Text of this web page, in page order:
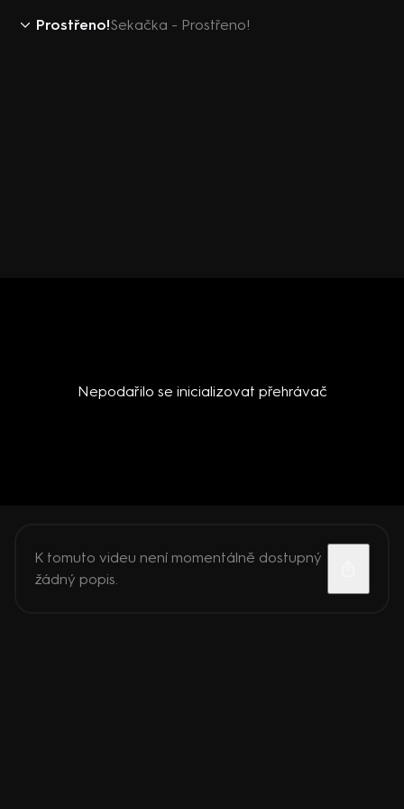
Prostřeno!Sekačka - Prostřeno!
Nepodařilo se inicializovat přehrávač
K tomuto videu není momentálně dostupný
žádný popis.